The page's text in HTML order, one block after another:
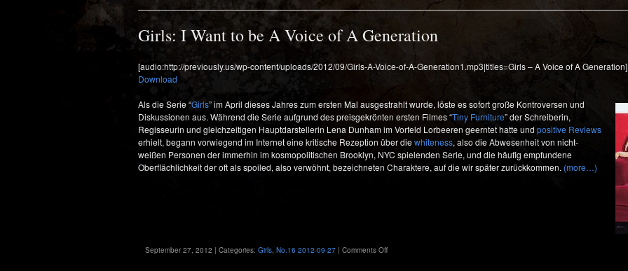
Girls: I Want to be A Voice of A Generation
[audio:http://previously.us/wp-content/uploads/2012/09/Girls-A-Voice-of-A-Generation1.mp3|titles=Girls – A Voice of A Generation]
Download
Als die Serie “Girls” im April dieses Jahres zum ersten Mal ausgestrahlt wurde, löste es sofort große Kontroversen und
Diskussionen aus. Während die Serie aufgrund des preisgekrönten ersten Filmes “Tiny Furniture” der Schreiberin,
Regisseurin und gleichzeitigen Hauptdarstellerin Lena Dunham im Vorfeld Lorbeeren geerntet hatte und positive Reviews
erhielt, begann vorwiegend im Internet eine kritische Rezeption über diewhiteness, also die Abwesenheit von nicht-
weißen Personen der immerhin im kosmopolitischen Brooklyn, NYC spielenden Serie, und die häufig empfundene
Oberflächlichkeit der oft als spoiled, also verwöhnt, bezeichneten Charaktere, auf die wir später zurückkommen. (more…)
September 27, 2012 | Categories: Girls, No.16 2012-09-27 | Comments Offon